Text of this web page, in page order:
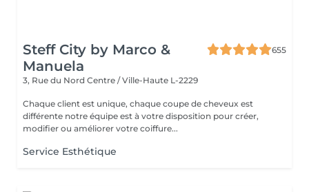
Steff City by Marco &
Manuela
655
3, Rue du Nord Centre / Ville-Haute L-2229
Chaque client est unique, chaque coupe de cheveux est
différente notre équipe est à votre disposition pour créer,
modifier ou améliorer votre coiffure...
Service Esthétique